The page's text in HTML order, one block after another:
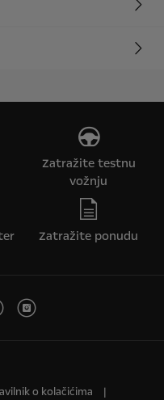
Zatražite testnu
vožnju
Zatražite ponudu
o kolačićima